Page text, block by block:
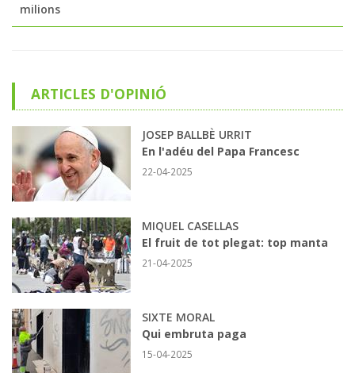
milions
ARTICLES D'OPINIÓ
JOSEP BALLBÈ URRIT
En l'adéu del Papa Francesc
22-04-2025
MIQUEL CASELLAS
El fruit de tot plegat: top manta
21-04-2025
SIXTE MORAL
Qui embruta paga
15-04-2025